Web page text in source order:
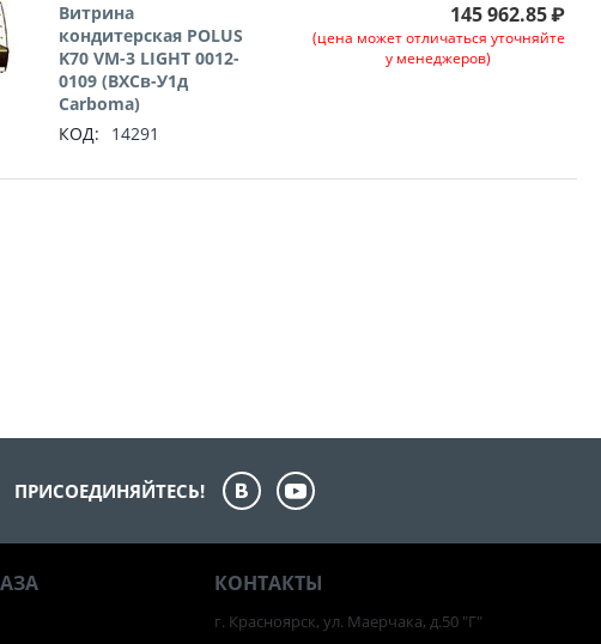
Витрина
кондитерская POLUS
K70 VM-3 LIGHT 0012-
0109 (ВХСв-У1д
Carboma)
КОД:
14291
145 962.85₽
(цена может отличаться уточняйте
у менеджеров)
ПРИСОЕДИНЯЙТЕСЬ!
КОНТАКТЫ
г. Красноярск, ул. Маерчака, д.50 "Г"